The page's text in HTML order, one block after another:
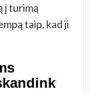
į turimą
taip, kad ji